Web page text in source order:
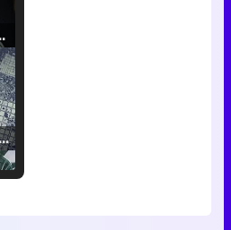
y José Manuel Poga
serie de HBO Max sobre los fondos buitre